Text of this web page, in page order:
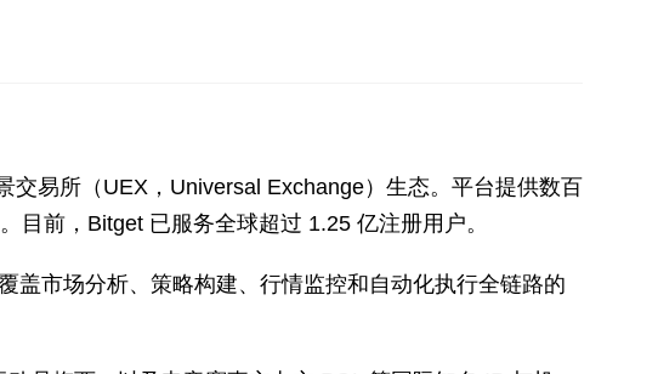
易所（UEX，Universal Exchange）生态。平台提供数百
前，Bitget 已服务全球超过 1.25 亿注册用户。
盖市场分析、策略构建、行情监控和自动化执行全链路的